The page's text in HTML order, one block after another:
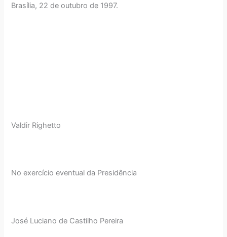
Brasília, 22 de outubro de 1997.
Valdir Righetto
No exercício eventual da Presidência
José Luciano de Castilho Pereira